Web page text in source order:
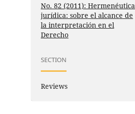
No. 82 (2011): Hermenéutica
jurídica: sobre el alcance de
la interpretación en el
Derecho
SECTION
Reviews